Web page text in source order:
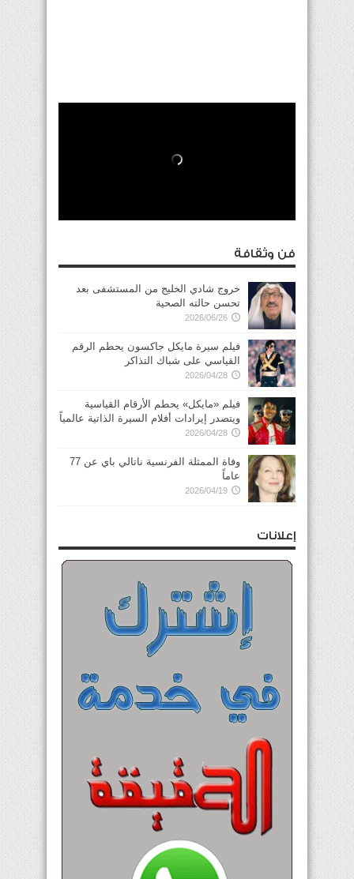
فن وثقافة
خروج شادي الخليج من المستشفى بعد
تحسن حالته الصحية
2026/06/26
فيلم سيرة مايكل جاكسون يحطم الرقم
القياسي على شباك التذاكر
2026/04/28
فيلم «مايكل» يحطم الأرقام القياسية
ويتصدر إيرادات أفلام السيرة الذاتية عالمياً
2026/04/28
وفاة الممثلة الفرنسية ناتالي باي عن 77
عاماً
2026/04/19
إعلانات